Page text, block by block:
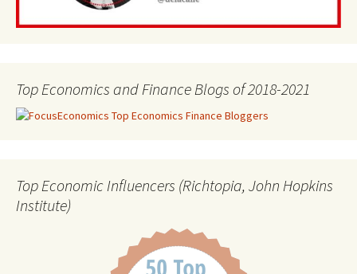
Top Economics and Finance Blogs of 2018-2021
Top Economic Influencers (Richtopia, John Hopkins
Institute)